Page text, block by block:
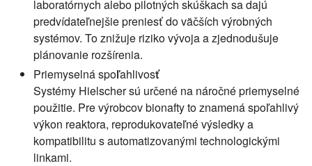
laboratórnych alebo pilotných skúškach sa dajú
predvídateľnejšie preniesť do väčších výrobných
systémov. To znižuje riziko vývoja a zjednodušuje
plánovanie rozšírenia.
Priemyselná spoľahlivosť
Systémy Hielscher sú určené na náročné priemyselné
použitie. Pre výrobcov bionafty to znamená spoľahlivý
výkon reaktora, reprodukovateľné výsledky a
kompatibilitu s automatizovanými technologickými
linkami.